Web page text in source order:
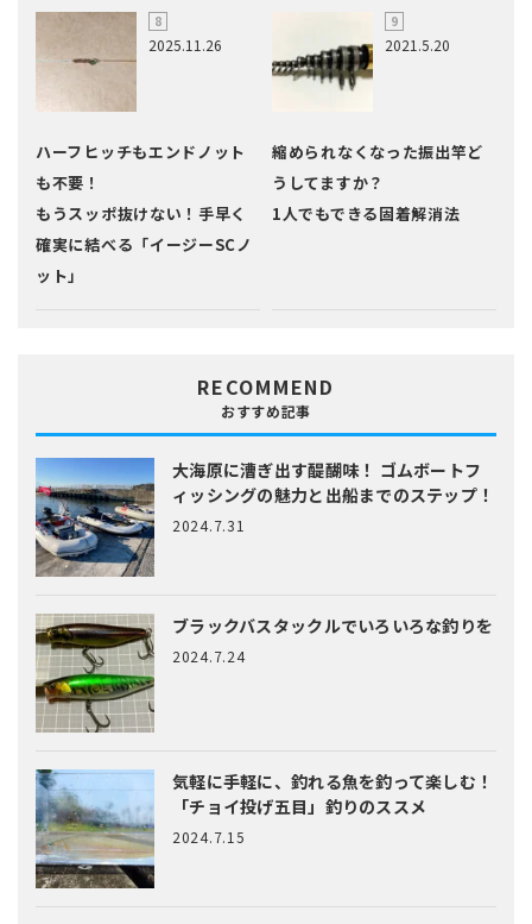
2025.11.26
ハーフヒッチもエンドノット
も不要！
もうスッポ抜けない！手早く
確実に結べる「イージーSCノ
ット」
2021.5.20
縮められなくなった振出竿ど
うしてますか？
1人でもできる固着解消法
RECOMMEND
おすすめ記事
大海原に漕ぎ出す醍醐味！ ゴムボートフ
ィッシングの魅力と出船までのステップ！
2024.7.31
ブラックバスタックルでいろいろな釣りを
2024.7.24
気軽に手軽に、釣れる魚を釣って楽しむ！
「チョイ投げ五目」釣りのススメ
2024.7.15